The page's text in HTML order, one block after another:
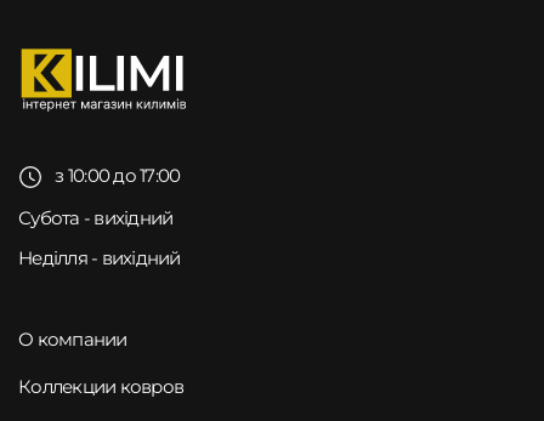
з 10:00 до 17:00
Субота - вихідний
Неділля - вихідний
О компании
Коллекции ковров